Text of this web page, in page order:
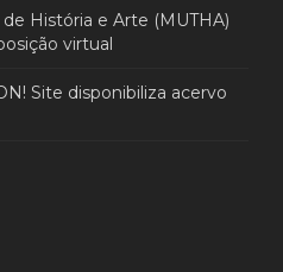
História e Arte (MUTHA)
virtual
Site disponibiliza acervo